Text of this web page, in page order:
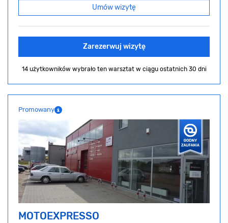
Umów wizytę
Zarezerwuj wizytę
14 użytkowników wybrało ten warsztat w ciągu ostatnich 30 dni
Promowany
MOTOEXPRESSO